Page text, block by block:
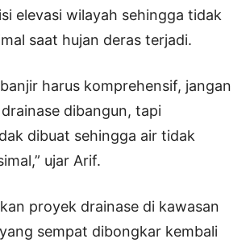
elevasi wilayah sehingga tidak
saat hujan deras terjadi.
harus komprehensif, jangan
dibangun, tapi
dibuat sehingga air tidak
ujar Arif.
proyek drainase di kawasan
sempat dibongkar kembali